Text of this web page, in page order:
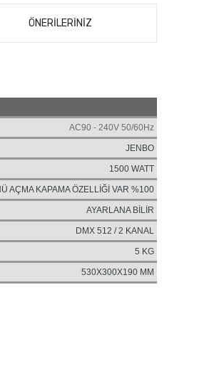
ÖNERİLERİNİZ
AC90 - 240V 50/60Hz
JENBO
1500 WATT
AÇMA KAPAMA ÖZELLİĞİ VAR %100
AYARLANA BİLİR
DMX 512 / 2 KANAL
5 KG
530X300X190 MM